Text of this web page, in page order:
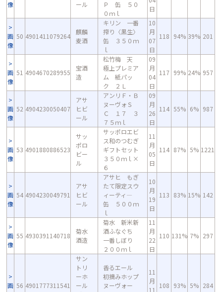
像
ール
Ｐ 缶 ５０
０ｍｌ
日
画
像
50 4901411079264
麒麟
麦酒
キリン 一番
搾り〈黒生〉
缶 ３５０ｍ
ｌ
10
月
07
日
118 94% 39% 201
画
像
51 4904670289955
宝酒
造
松竹梅 天
極上プレミア
ム 紙パッ
ク ２Ｌ
09
月
04
日
117 99% 24% 957
画
像
52 4904230050407
アサ
ヒビ
ール
アンリＦ・Ｂ
ヌーヴォＳ
Ｃ １７ ３
７５ｍｌ
09
月
26
日
114 55% 6% 987
画
像
53 4901880886523
サッ
ポロ
ビー
ル
サッポロエビ
ス和のつむぎ
ギフトセット
３５０ｍｌ×
６
11
月
05
日
114 87% 5% 1221
画
像
54 4904230049791
アサ
ヒビ
ール
アサヒ もぎ
たて限定スウ
ィーティ―
缶 ５００ｍ
ｌ
10
月
19
日
113 83% 15% 142
画
像
55 4930391140718
菊水
酒造
菊水 新米新
酒ふなぐち
一番しぼり
２００ｍｌ
11
月
22
日
110 131% 7% 297
画 56 4901777311541
サン
トリ
ーホ
ール
香るエール
初摘みホップ
ヌーヴォー
11
月
11
108 93% 5% 284